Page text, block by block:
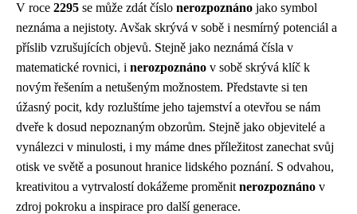
V roce 2295 se může zdát číslo nerozpoznáno jako symbol
neznáma a nejistoty. Avšak skrývá v sobě i nesmírný potenciál a
příslib vzrušujících objevů. Stejně jako neznámá čísla v
matematické rovnici, i nerozpoznáno v sobě skrývá klíč k
novým řešením a netušeným možnostem. Představte si ten
úžasný pocit, kdy rozluštíme jeho tajemství a otevřou se nám
dveře k dosud nepoznaným obzorům. Stejně jako objevitelé a
vynálezci v minulosti, i my máme dnes příležitost zanechat svůj
otisk ve světě a posunout hranice lidského poznání. S odvahou,
kreativitou a vytrvalostí dokážeme proměnit nerozpoznáno v
zdroj pokroku a inspirace pro další generace.